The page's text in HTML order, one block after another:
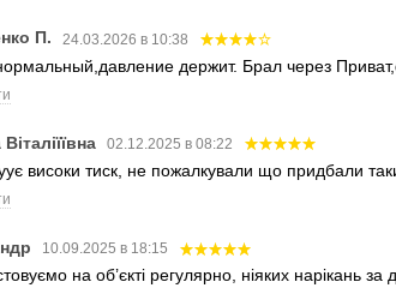
П. 24.03.2026 в 10:38
держит. Брал через
02.12.2025 в 08:22
високи тиск, не пожалкували що придбали
10.09.2025 в 18:15
на об’єкті регулярно, ніяких нарікань за